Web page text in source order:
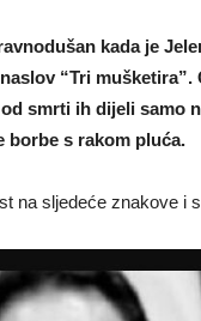
kada je
“Tri mušketira”.
smrti ih dijeli samo
borbe s rakom pluća.
na sljedeće znakove i